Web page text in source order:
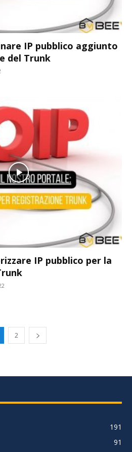
IP pubblico aggiunto
del Trunk
IP pubblico per la
2
191
91